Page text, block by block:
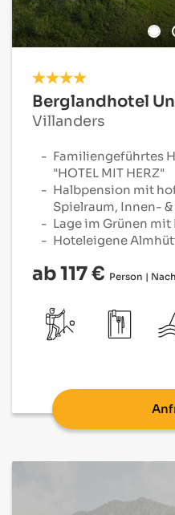
Berglandhotel
Villanders
Familiengeführtes
"HOTEL MIT HERZ"
Halbpension mit
Spielraum, Innen-
Lage im Grünen
Hoteleigene
ab 117 € Person |